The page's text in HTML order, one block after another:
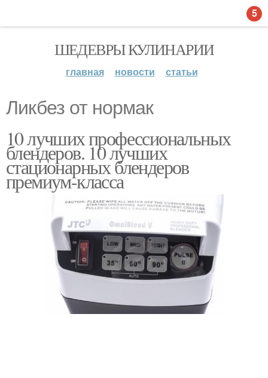
ШЕДЕВРЫ КУЛИНАРИИ
главная новости статьи
Ликбез от нормак
10 лучших профессиональных
блендеров. 10 лучших
стационарных блендеров
премиум-класса
5